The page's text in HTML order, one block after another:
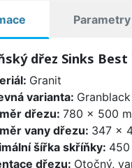
dřez Sinks Best
Granit
varianta:
dřezu: 780 x 500
vany dřezu: 347 x
šířka skříňky: 450
dřezu: Otočný,